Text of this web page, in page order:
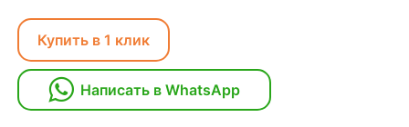
Купить в 1 клик
Написать в WhatsApp